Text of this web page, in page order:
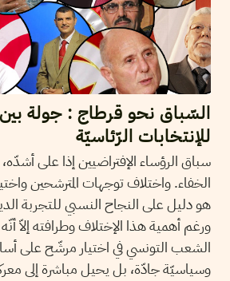
السّباق نحو قرطاج : جولة بين
للإنتخابات الرّئاسيّة
سباق الرؤساء الإفتراضيين إذا على
الخفاء. واختلاف توجهات المترشحين
هو دليل على النجاح النسبي للتجربة
ورغم أهمية هذا الإختلاف وطرافته إلاّ
الشعب التونسي في اختيار مرشّح على
وسياسيّة جادّة، بل يحيل مباشرة إلى